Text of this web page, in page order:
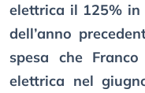
elettrica il 125% in
dell’anno
spesa che
elettrica nel